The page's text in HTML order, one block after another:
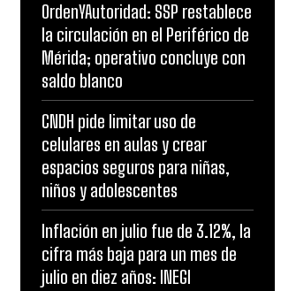
OrdenYAutoridad: SSP restablece
la circulación en el Periférico de
Mérida; operativo concluye con
saldo blanco
CNDH pide limitar uso de
celulares en aulas y crear
espacios seguros para niñas,
niños y adolescentes
Inflación en julio fue de 3.12%, la
cifra más baja para un mes de
julio en diez años: INEGI